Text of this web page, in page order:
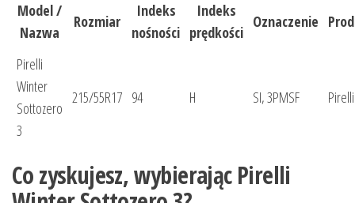
Model /
Nazwa
Rozmiar
Indeks
nośności
Indeks
prędkości
Oznaczenie
Pirelli
Winter
Sottozero
3
215/55R17 94 H SI, 3PMSF Pirelli
Co zyskujesz, wybierając Pirelli